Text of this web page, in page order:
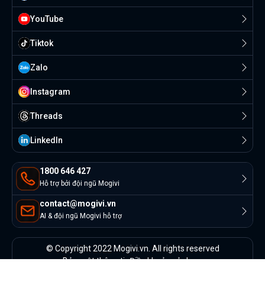
1800 646 427
Hỗ trợ bởi đội ngũ Mogivi
contact@mogivi.vn
AI & đội ngũ Mogivi hỗ trợ
YouTube
Tiktok
Zalo
Instagram
Threads
Linkedln
© Copyright 2022 Mogivi.vn. All rights reserved
Bảo mật thông tinĐiều khoản sử dụng